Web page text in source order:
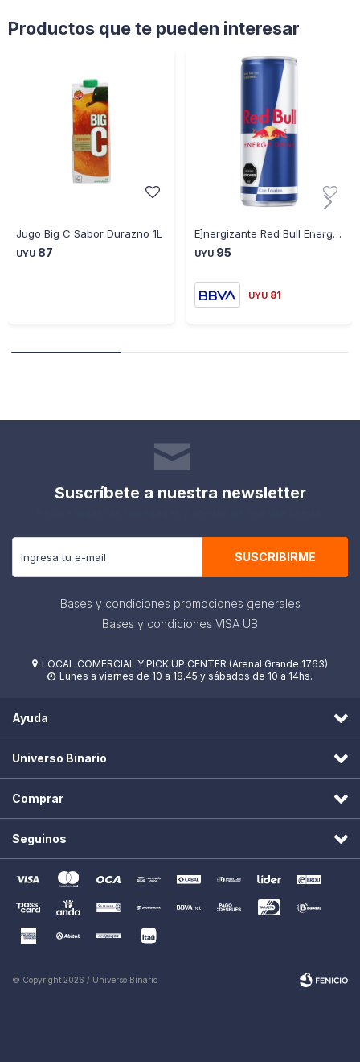
Productos que te pueden interesar
Jugo Big C Sabor Durazno 1L
UYU 87
E]nergizante Red Bull Energy Drink 250ML
UYU 95
UYU 81
Suscríbete a nuestra newsletter
SUSCRIBIRME
Bases y condiciones promociones generales
Bases y condiciones VISA UB
 LOCAL COMERCIAL Y PICK UP CENTER (Arenal Grande 1763)
 Lunes a viernes de 10 a 18.45 y sábados de 10 a 14hs.
Ayuda
Universo Binario
Comprar
Seguinos
© Copyright 2026 / Universo Binario